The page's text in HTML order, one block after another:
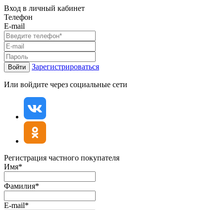
Вход в личный кабинет
Телефон
E-mail
Войти Зарегистрироваться
Или войдите через социальные сети
Регистрация частного покупателя
Имя*
Фамилия*
E-mail*